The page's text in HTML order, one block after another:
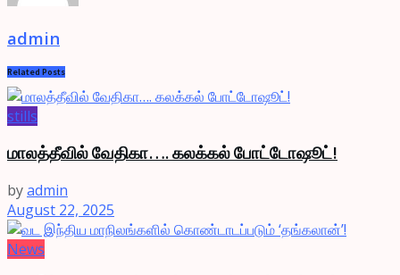
admin
Related Posts
stills
மாலத்தீவில் வேதிகா…. கலக்கல் போட்டோஷூட்!
byadmin
August 22, 2025
News